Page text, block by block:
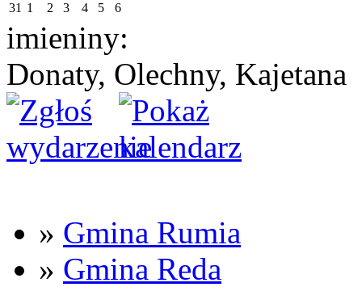
31 1 2 3 4 5 6
imieniny:
Donaty, Olechny, Kajetana
» Gmina Rumia
» Gmina Reda